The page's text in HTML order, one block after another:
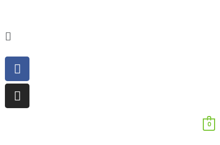
contenu
Main
MenuFacebook
Instagram
0